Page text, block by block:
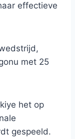
effectieve
met 25
het op
gespeeld.